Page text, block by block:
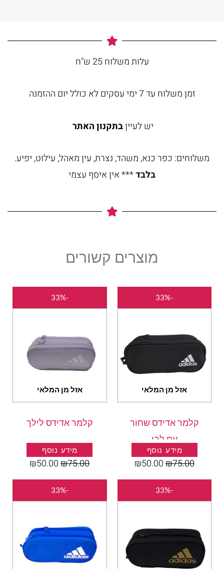
עלות משלוח 25 ש"ח
זמן משלוח עד 7 ימי עסקים לא כולל יום ההזמנה
יש לעייןבתקנון האתר
משלוחים: כפר כנא, משהד, נצרת, עין מאהל, עילוט, יפיע.
בלבד*** אין איסף עצמי
מוצרים קשורים
-33%
אזל מן המלאי
קלמר אדידס שחור
עם לבן
מידע נוסף
₪75.00
המחיר
המקורי
₪50.00
-33%
אזל מן המלאי
קלמר אדידס לילך
מידע נוסף
₪75.00
המחיר
המקורי
₪50.00
-33%
המחיר
המקורי
-33%
המחיר
המקורי